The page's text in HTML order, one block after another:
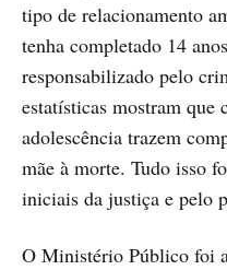
tipo de relacionamento
tenha completado 14
responsabilizado pelo
estatísticas mostram que
adolescência trazem
mãe à morte. Tudo isso
iniciais da justiça e pelo
O Ministério Público foi